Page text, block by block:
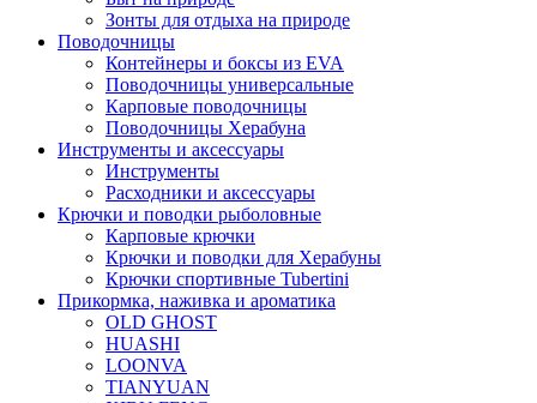
Зонты для отдыха на природе
Поводочницы
Контейнеры и боксы из EVA
Поводочницы универсальные
Карповые поводочницы
Поводочницы Херабуна
Инструменты и аксессуары
Инструменты
Расходники и аксессуары
Крючки и поводки рыболовные
Карповые крючки
Крючки и поводки для Херабуны
Крючки спортивные Tubertini
Прикормка, наживка и ароматика
OLD GHOST
HUASHI
LOONVA
TIANYUAN